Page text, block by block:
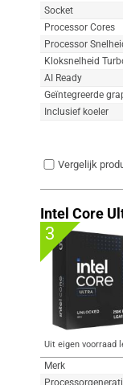
Socket
Processor Cores
Processor
Kloksnelheid
AI Ready
Geïntegreerde
Inclusief koeler
Vergelijk
Intel Core
3
Uit eigen voorraad
Merk